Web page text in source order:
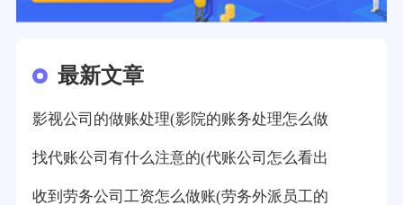
最新文章
影视公司的做账处理(影院的账务处理怎么做
找代账公司有什么注意的(代账公司怎么看出
收到劳务公司工资怎么做账(劳务外派员工的